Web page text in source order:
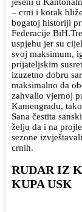
– crni i korak
bogatoj historiji
Federacije
uspjehu jer su
svoj maksimum,
prijateljskim
izuzetno dobru
maksimalno da
zahvalio vjernoj
Kamengradu,
Sana čestita
želju da i na
sezone
crnih.
RUDAR IZ
KUPA USK